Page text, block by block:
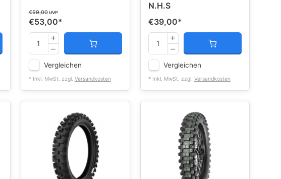
€59,00UVP
€53,00*
Vergleichen
* Inkl. MwSt. zzgl. Versandkosten
N.H.S
€39,00*
Vergleichen
* Inkl. MwSt. zzgl. Versandkosten